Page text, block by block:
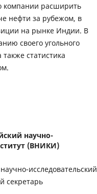
компании расширить
нефти за рубежом, в
на рынке Индии. В
своего угольного
статистика
научно-
(ВНИКИ)
исследовательский
секретарь